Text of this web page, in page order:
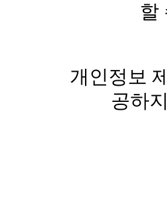
할
개인정보
공하